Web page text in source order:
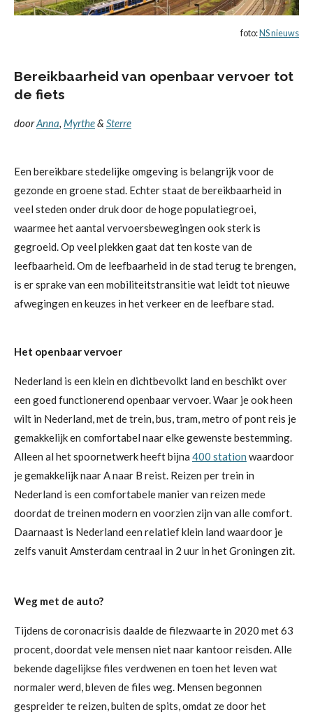
foto:NS nieuws
Bereikbaarheid van openbaar vervoer tot
de fiets
doorAnna Myrthe& Sterre
Een bereikbare stedelijke omgeving is belangrijk voor de
gezonde en groene stad. Echter staat de bereikbaarheid in
veel steden onder druk door de hoge populatiegroei,
waarmee het aantal vervoersbewegingen ook sterk is
gegroeid. Op veel plekken gaat dat ten koste van de
leefbaarheid. Om de leefbaarheid in de stad terug te brengen,
is er sprake van een mobiliteitstransitie wat leidt tot nieuwe
afwegingen en keuzes in het verkeer en de leefbare stad.
Het openbaar vervoer
Nederland is een klein en dichtbevolkt land en beschikt over
een goed functionerend openbaar vervoer. Waar je ook heen
wilt in Nederland, met de trein, bus, tram, metro of pont reis je
gemakkelijk en comfortabel naar elke gewenste bestemming.
Alleen al het spoornetwerk heeft bijna 400 station waardoor
je gemakkelijk naar A naar B reist. Reizen per trein in
Nederland is een comfortabele manier van reizen mede
doordat de treinen modern en voorzien zijn van alle comfort.
Daarnaast is Nederland een relatief klein land waardoor je
zelfs vanuit Amsterdam centraal in 2 uur in het Groningen zit.
Weg met de auto?
Tijdens de coronacrisis daalde defilezwaarte in 2020 met 63
procent, doordat vele mensen niet naar kantoor reisden. Alle
bekende dagelijkse files verdwenen en toen het leven wat
normaler werd, bleven de files weg. Mensen begonnen
gespreider te reizen, buiten de spits, omdat ze door het